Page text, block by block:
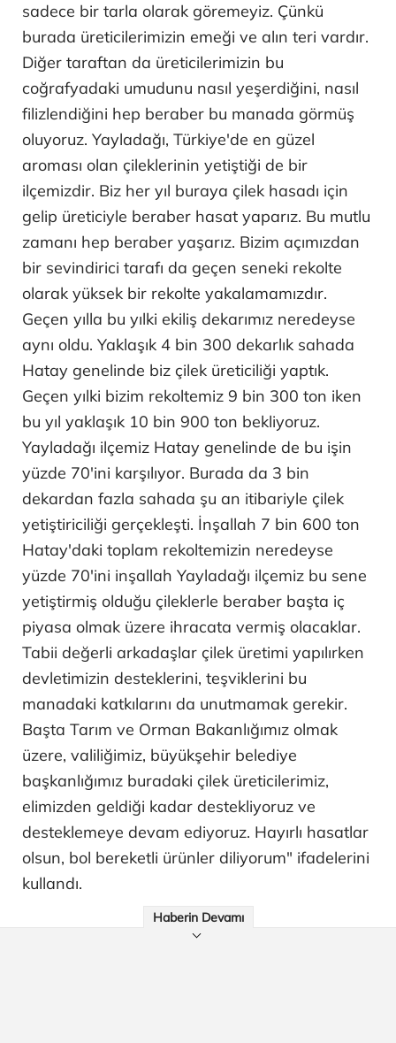
sadece bir tarla olarak göremeyiz. Çünkü
burada üreticilerimizin emeği ve alın teri vardır.
Diğer taraftan da üreticilerimizin bu
coğrafyadaki umudunu nasıl yeşerdiğini, nasıl
filizlendiğini hep beraber bu manada görmüş
oluyoruz. Yayladağı, Türkiye'de en güzel
aroması olan çileklerinin yetiştiği de bir
ilçemizdir. Biz her yıl buraya çilek hasadı için
gelip üreticiyle beraber hasat yaparız. Bu mutlu
zamanı hep beraber yaşarız. Bizim açımızdan
bir sevindirici tarafı da geçen seneki rekolte
olarak yüksek bir rekolte yakalamamızdır.
Geçen yılla bu yılki ekiliş dekarımız neredeyse
aynı oldu. Yaklaşık 4 bin 300 dekarlık sahada
Hatay genelinde biz çilek üreticiliği yaptık.
Geçen yılki bizim rekoltemiz 9 bin 300 ton iken
bu yıl yaklaşık 10 bin 900 ton bekliyoruz.
Yayladağı ilçemiz Hatay genelinde de bu işin
yüzde 70'ini karşılıyor. Burada da 3 bin
dekardan fazla sahada şu an itibariyle çilek
yetiştiriciliği gerçekleşti. İnşallah 7 bin 600 ton
Hatay'daki toplam rekoltemizin neredeyse
yüzde 70'ini inşallah Yayladağı ilçemiz bu sene
yetiştirmiş olduğu çileklerle beraber başta iç
piyasa olmak üzere ihracata vermiş olacaklar.
Tabii değerli arkadaşlar çilek üretimi yapılırken
devletimizin desteklerini, teşviklerini bu
manadaki katkılarını da unutmamak gerekir.
Başta Tarım ve Orman Bakanlığımız olmak
üzere, valiliğimiz, büyükşehir belediye
başkanlığımız buradaki çilek üreticilerimiz,
elimizden geldiği kadar destekliyoruz ve
desteklemeye devam ediyoruz. Hayırlı hasatlar
olsun, bol bereketli ürünler diliyorum" ifadelerini
kullandı.
Haberin Devamı